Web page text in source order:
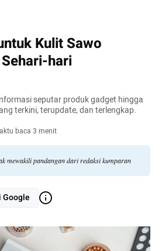
Kulit Sawo
hari
seputar produk gadget hingga
terkini, terupdate, dan terlengkap.
baca 3 menit
mewakili pandangan dari redaksi kumparan
Google